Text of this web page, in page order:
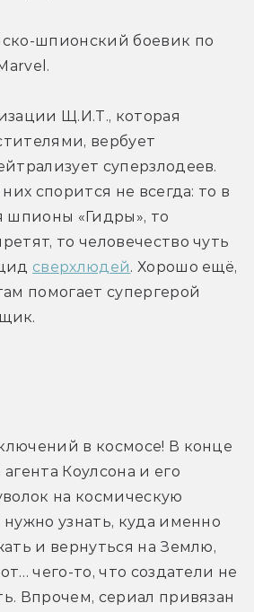
шпионский боевик по
Щ.И.Т., которая
вербует
суперзлодеев.
спорится не всегда: то в
шпионы «Гидры», то
то человечество чуть
сверхлюдей. Хорошо ещё,
помогает супергерой
в космосе! В конце
Коулсона и его
на космическую
узнать, куда именно
и вернуться на Землю,
чего-то, что создатели не
Впрочем, сериал привязан